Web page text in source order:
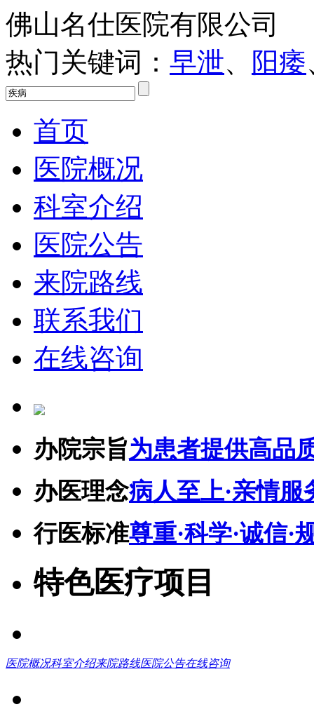
佛山名仕医院有限公司
热门关键词： 早泄、 阳痿
首页
医院概况
科室介绍
医院公告
来院路线
联系我们
在线咨询
办院宗旨为患者提供高品
办医理念病人至上·亲情服
行医标准尊重·科学·诚信·
特色医疗项目
医院概况科室介绍来院路线医院公告在线咨询